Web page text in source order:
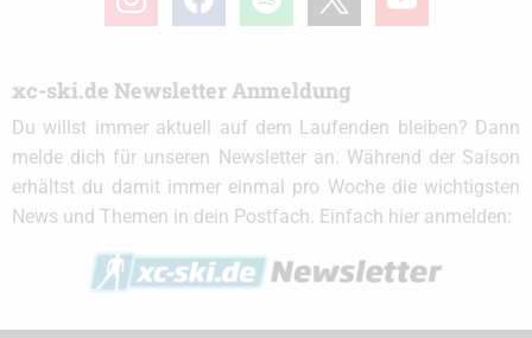
xc-ski.de Newsletter Anmeldung
Du willst immer aktuell auf dem Laufenden bleiben? Dann
melde dich für unseren Newsletter an. Während der Saison
erhältst du damit immer einmal pro Woche die wichtigsten
News und Themen in dein Postfach. Einfach hier anmelden: